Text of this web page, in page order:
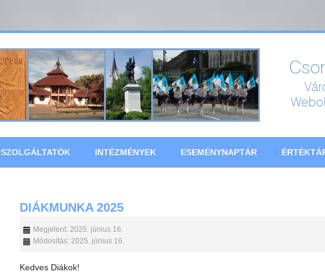
SZOLGÁLTATÓK INTÉZMÉNYEK ESEMÉNYNAPTÁR
DIÁKMUNKA 2025
Megjelent: 2025. június 16.
Módosítás: 2025. június 16.
Kedves Diákok!